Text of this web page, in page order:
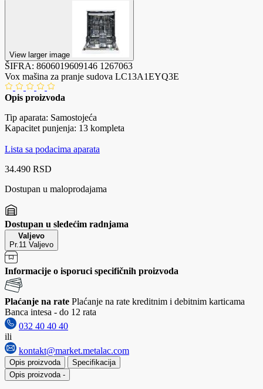
View larger image
ŠIFRA: 8606019609146 1267063
Vox mašina za pranje sudova LC13A1EYQ3E
Opis proizvoda
Tip aparata: Samostojeća
Kapacitet punjenja: 13 kompleta
Lista sa podacima aparata
34.490 RSD
Dostupan u maloprodajama
Dostupan u sledećim radnjama
Valjevo
Pr.11 Valjevo
Informacije o isporuci specifičnih proizvoda
Plaćanje na rate Plaćanje na rate kreditnim i debitnim karticama
Banca intesa - do 12 rata
032 40 40 40
ili
kontakt@market.metalac.com
Opis proizvoda
Specifikacija
Opis proizvoda -